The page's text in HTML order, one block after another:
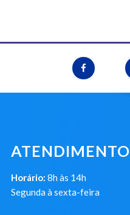
ATENDIMENTO
Horário: 8h às 14h
Segunda à sexta-feira